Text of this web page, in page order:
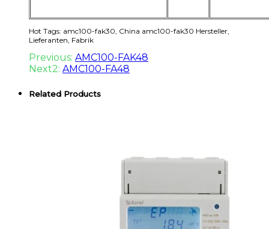
Hot Tags: amc100-fak30, China amc100-fak30 Hersteller,
Lieferanten, Fabrik
Previous: AMC100-FAK48
Next2: AMC100-FA48
Related Products